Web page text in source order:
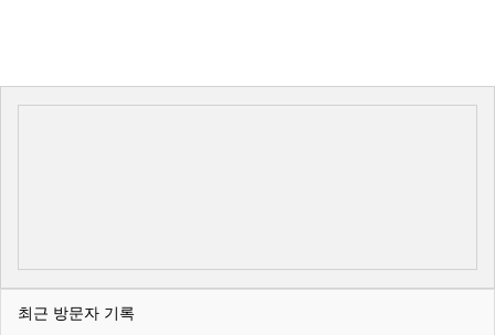
최근 방문자 기록